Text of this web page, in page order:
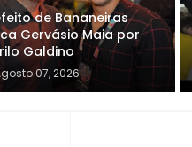
de Bananeiras
Gervásio Maia por
Galdino
07, 2026